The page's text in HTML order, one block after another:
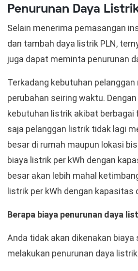
Penurunan Daya
Selain menerima pemasangan
dan tambah daya listrik PLN,
juga dapat meminta penurunan
Terkadang kebutuhan pelanggan
perubahan seiring waktu.
kebutuhan listrik akibat berbagai
saja pelanggan listrik tidak lagi
besar di rumah maupun lokasi
biaya listrik per kWh dengan
besar akan lebih mahal
listrik per kWh dengan kapasitas
Berapa biaya penurunan daya
Anda tidak akan dikenakan
melakukan penurunan daya